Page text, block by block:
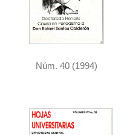
Núm. 40 (1994)